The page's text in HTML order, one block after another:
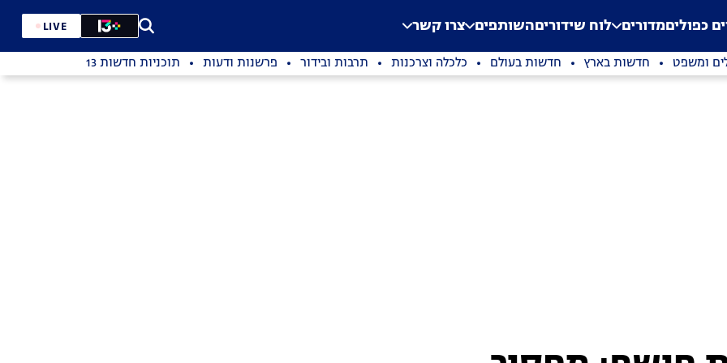
Application error: a
. כפוליםמדורים לוח שידוריםהשותפים צרו קשר LIVE
ומשפט חדשות בארץ חדשות בעולם כלכלה וצרכנות תרבות ובידור פרשנות ודעות תוכניות חדשות 13